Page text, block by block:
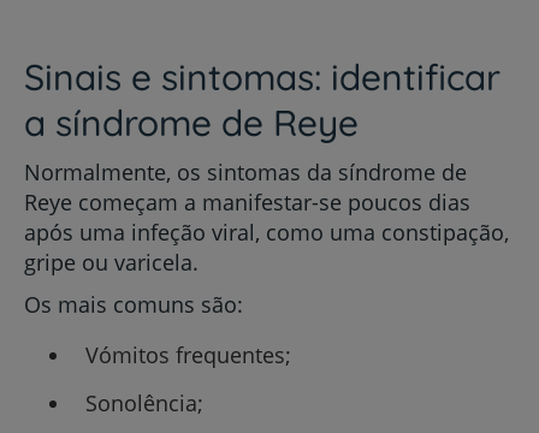
Sinais e sintomas: identificar
a síndrome de Reye
Normalmente, os sintomas da síndrome de
Reye começam a manifestar-se poucos dias
após uma infeção viral, como uma constipação,
gripe ou varicela.
Os mais comuns são:
Vómitos frequentes;
Sonolência;